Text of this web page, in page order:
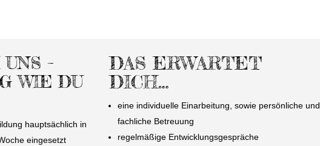
–
WIE DU
hauptsächlich in
eingesetzt
DAS ERWARTET
DICH…
eine individuelle Einarbeitung, sowie persönliche und
fachliche Betreuung
regelmäßige Entwicklungsgespräche